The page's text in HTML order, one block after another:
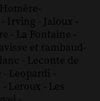
Homère-
- Irving - Jaloux -
- La Fontaine -
et rambaud-
- Leconte de
- Leopardi -
- Leroux - Les